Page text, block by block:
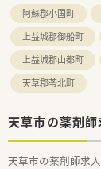
阿蘇郡小国町
上益城郡御船町
上益城郡山都町
天草郡苓北町
天草市の薬剤
天草市の薬剤師求